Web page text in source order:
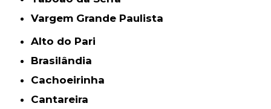
Vargem Grande Paulista
Alto do Pari
Brasilândia
Cachoeirinha
Cantareira